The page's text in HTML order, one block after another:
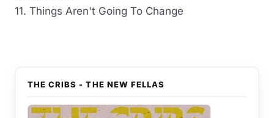
11. Things Aren't Going To Change
THE CRIBS - THE NEW FELLAS